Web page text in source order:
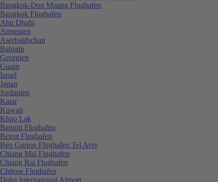
Bangkok-Don Muang Flughafen
Bangkok Flughafen
Abu Dhabi
Armenien
Aserbaidschan
Bahrain
Georgien
Guam
Israel
Japan
Jordanien
Katar
Kuwait
Khao Lak
Batumi Flughafen
Beirut Flughafen
Ben Gurion Flughafen Tel Aviv
Chiang Mai Flughafen
Chiang Rai Flughafen
Chitose Flughafen
Doha International Airport